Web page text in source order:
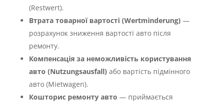
(Restwert).
Втрата товарної вартості (Wertminderung) —
розрахунок зниження вартості авто після
ремонту.
Компенсація за неможливість користування
авто (Nutzungsausfall) або вартість підмінного
авто (Mietwagen).
Кошторис ремонту авто — приймається